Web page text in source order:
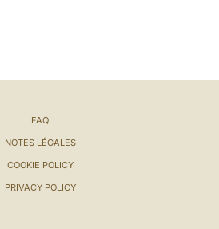
FAQ
NOTES LÉGALES
COOKIE POLICY
PRIVACY POLICY